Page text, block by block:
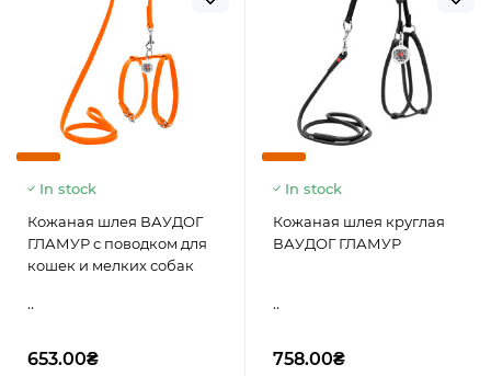
In stock
Кожаная шлея ВАУДОГ
ГЛАМУР с поводком для
кошек и мелких собак
..
653.00₴
In stock
Кожаная шлея круглая
ВАУДОГ ГЛАМУР
..
758.00₴